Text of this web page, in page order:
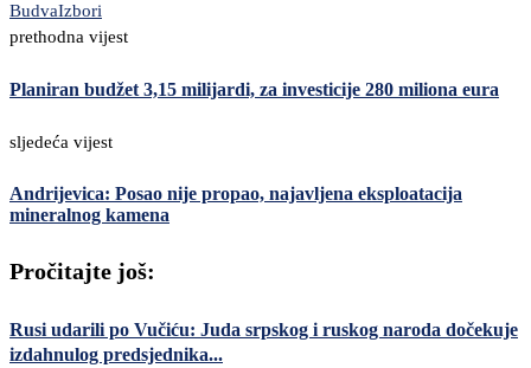
BudvaIzbori
prethodna vijest
Planiran budžet 3,15 milijardi, za investicije 280 miliona eura
sljedeća vijest
Andrijevica: Posao nije propao, najavljena eksploatacija
mineralnog kamena
Pročitajte još:
Rusi udarili po Vučiću: Juda srpskog i ruskog naroda dočekuje
izdahnulog predsjednika...